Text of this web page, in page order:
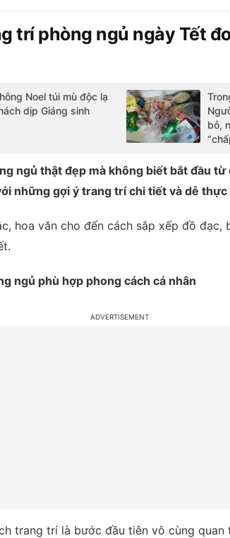
trí phòng ngủ ngày Tết
Noel túi mù độc lạ
dịp Giáng sinh
bỏ,
ngủ thật đẹp mà không biết bắt đầu từ
những gợi ý trang trí chi tiết và dễ thực
hoa văn cho đến cách sắp xếp đồ đạc,
ngủ phù hợp phong cách cá nhân
trang trí là bước đầu tiên vô cùng